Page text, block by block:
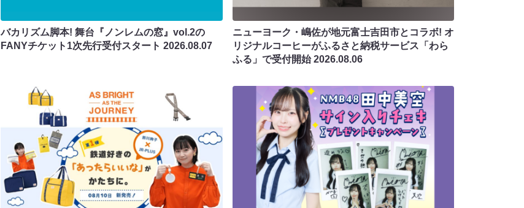
バカリズム脚本! 舞台『ノンレムの窓』vol.2の
FANYチケット1次先行受付スタート2026.08.07
ニューヨーク・嶋佐が地元富士吉田市とコラボ! オ
リジナルコーヒーがふるさと納税サービス「わら
ふる」で受付開始2026.08.06